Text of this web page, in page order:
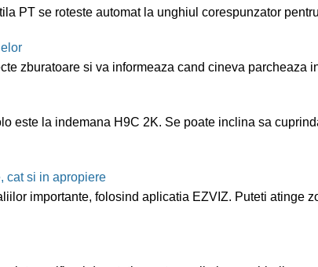
PT se roteste automat la unghiul corespunzator
zburatoare si va informeaza cand cineva parcheaza
este la indemana H9C 2K. Se poate inclina sa
cat si in apropiere
importante, folosind aplicatia EZVIZ. Puteti